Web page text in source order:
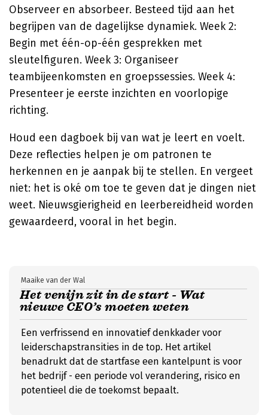
Observeer en absorbeer. Besteed tijd aan het
begrijpen van de dagelijkse dynamiek. Week 2:
Begin met één-op-één gesprekken met
sleutelfiguren. Week 3: Organiseer
teambijeenkomsten en groepssessies. Week 4:
Presenteer je eerste inzichten en voorlopige
richting.
Houd een dagboek bij van wat je leert en voelt.
Deze reflecties helpen je om patronen te
herkennen en je aanpak bij te stellen. En vergeet
niet: het is oké om toe te geven dat je dingen niet
weet. Nieuwsgierigheid en leerbereidheid worden
gewaardeerd, vooral in het begin.
Het venijn zit in de start - Wat
nieuwe CEO’s moeten weten
Maaike van der Wal
Een verfrissend en innovatief denkkader voor
leiderschapstransities in de top. Het artikel
benadrukt dat de startfase een kantelpunt is voor
het bedrijf - een periode vol verandering, risico en
potentieel die de toekomst bepaalt.